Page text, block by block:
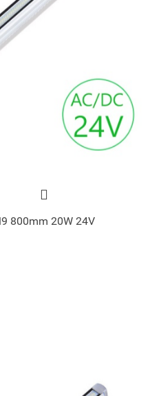
800mm 20W 24V